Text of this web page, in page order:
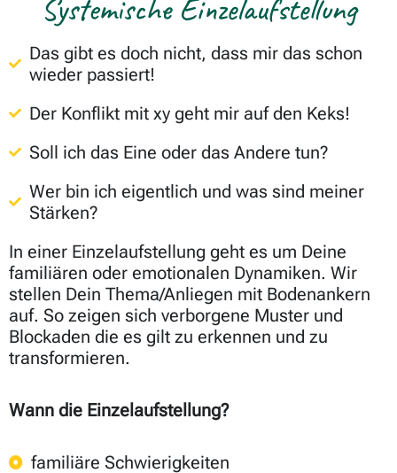
Systemische Einzelaufstellung
Das gibt es doch nicht, dass mir das schon
wieder passiert!
Der Konflikt mit xy geht mir auf den Keks!
Soll ich das Eine oder das Andere tun?
Wer bin ich eigentlich und was sind meiner
Stärken?
In einer Einzelaufstellung geht es um Deine
familiären oder emotionalen Dynamiken. Wir
stellen Dein Thema/Anliegen mit Bodenankern
auf. So zeigen sich verborgene Muster und
Blockaden die es gilt zu erkennen und zu
transformieren.
Wann die Einzelaufstellung?
familiäre Schwierigkeiten